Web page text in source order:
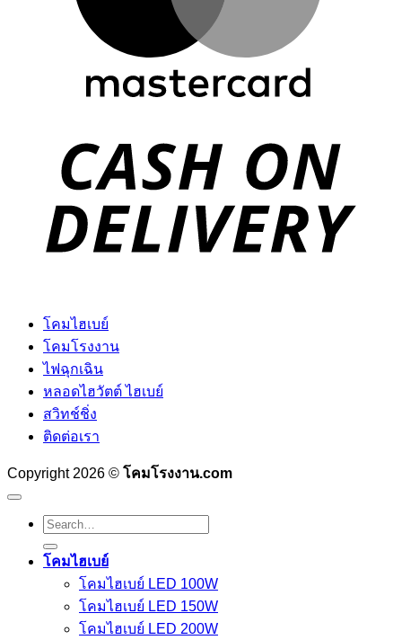
โคมไฮเบย์
โคมโรงงาน
ไฟฉุกเฉิน
หลอดไฮวัตต์ ไฮเบย์
สวิทช์ชิ่ง
ติดต่อเรา
Copyright 2026 © โคมโรงงาน.com
Search
for:
โคมไฮเบย์
โคมไฮเบย์ LED 100W
โคมไฮเบย์ LED 150W
โคมไฮเบย์ LED 200W